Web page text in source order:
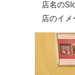
店名の
店のイ